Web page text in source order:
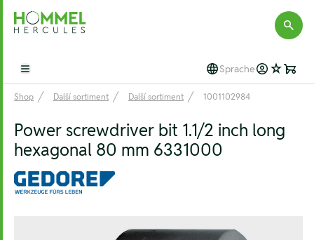
Hommel Hercules
Open main menu Sprache
Shop Další sortiment Další sortiment 1001102984
Power screwdriver bit 1.1/2 inch long
hexagonal 80 mm 6331000